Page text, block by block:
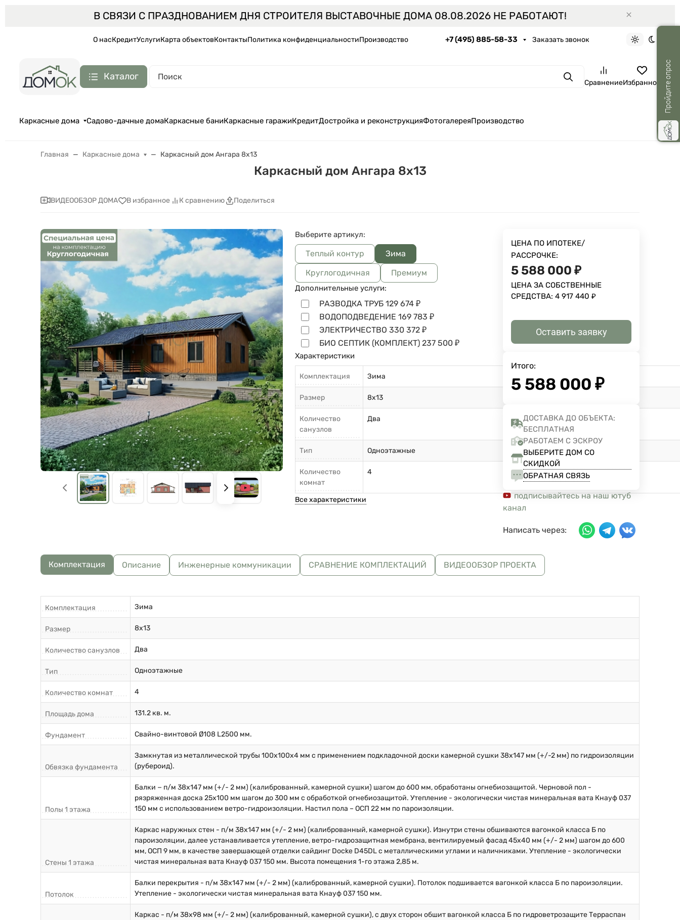
В СВЯЗИ С ПРАЗДНОВАНИЕМ ДНЯ СТРОИТЕЛЯ ВЫСТАВОЧНЫЕ ДОМА 08.08.2026 НЕ РАБОТАЮТ!
О насКредитУслугиКарта объектовКонтактыПолитика конфиденциальностиПроизводство +7 (495) 885-58-33 Заказать звонок
СветлаяТемная
Каталог ПоискСравнениеИзбранное
Каркасные дома Садово-дачные домаКаркасные баниКаркасные гаражиКредитДостройка и реконструкцияФотогалереяПроизводство
Главная Каркасные дома Каркасный дом Ангара 8x13
Каркасный дом Ангара 8x13
ВИДЕООБЗОР ДОМА В избранное К сравнению Поделиться
Выберите артикул:
Теплый контур
Зима
Круглогодичная
Премиум
Дополнительные услуги:
РАЗВОДКА ТРУБ129 674 ₽
ВОДОПОДВЕДЕНИЕ169 783 ₽
ЭЛЕКТРИЧЕСТВО330 372 ₽
БИО СЕПТИК (КОМПЛЕКТ)237 500 ₽
Характеристики
Комплектация Зима
Размер 8х13
Количество
санузлов
Два
Тип Одноэтажные
Количество
комнат
4
Все характеристики
ЦЕНА ПО ИПОТЕКЕ/
РАССРОЧКЕ:
5 588 000 ₽
ЦЕНА ЗА СОБСТВЕННЫЕ
СРЕДСТВА:4 917 440₽
Оставить заявку
Итого:
5 588 000 ₽
ДОСТАВКА ДО ОБЪЕКТА:
БЕСПЛАТНАЯ
РАБОТАЕМ С ЭСКРОУ
ВЫБЕРИТЕ ДОМ СО
СКИДКОЙ
ОБРАТНАЯ СВЯЗЬ
подписывайтесь на наш ютуб
канал
Написать через:
Комплектация Описание Инженерные коммуникации СРАВНЕНИЕ КОМПЛЕКТАЦИЙ ВИДЕООБЗОР ПРОЕКТА
Комплектация Зима
Размер 8х13
Количество санузлов Два
Тип Одноэтажные
Количество комнат 4
Площадь дома 131.2 кв. м.
Фундамент Свайно-винтовой Ø108 L2500 мм.
Обвязка фундамента
Замкнутая из металлической трубы 100х100х4 мм с применением подкладочной доски камерной сушки 38х147 мм (+/-2 мм) по гидроизоляции
(рубероид).
Полы 1 этажа
Балки − п/м 38х147 мм (+/- 2 мм) (калиброванный, камерной сушки) шагом до 600 мм, обработаны огнебиозащитой. Черновой пол -
рязряженная доска 25х100 мм шагом до 300 мм с обработкой огнебиозащитой. Утепление - экологически чистая минеральная вата Кнауф 037
150 мм с использованием ветро-гидроизоляции. Настил пола – ОСП 22 мм по пароизоляции.
Стены 1 этажа
Каркас наружных стен - п/м 38х147 мм (+/- 2 мм) (калиброванный, камерной сушки). Изнутри стены обшиваются вагонкой класса Б по
пароизоляции, далее устанавливается утепление, ветро-гидрозащитная мембрана, вентилируемый фасад 45х40 мм (+/- 2 мм) шагом до 600
мм, ОСП 9 мм, в качестве завершающей отделки сайдинг Docke D45DL с металлическими углами и наличниками. Утепление - экологически
чистая минеральная вата Кнауф 037 150 мм. Высота помещения 1-го этажа 2,85 м.
Потолок
Балки перекрытия - п/м 38х147 мм (+/- 2 мм) (калиброванный, камерной сушки). Потолок подшивается вагонкой класса Б по пароизоляции.
Утепление - экологически чистая минеральная вата Кнауф 037 150 мм.
Каркас - п/м 38х98 мм (+/- 2 мм) (калиброванный, камерной сушки), с двух сторон обшит вагонкой класса Б по гидроветрозащите Терраспан
Пройдите опрос